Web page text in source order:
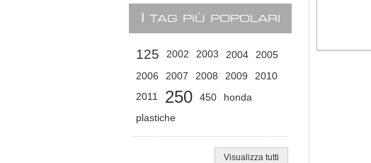
TAG PIÙ POPOLARI
125 2002 2003 2004
2005
2006
2007 2008 2009 2010
2011 250 450 honda
plastiche
Visualizza tutti